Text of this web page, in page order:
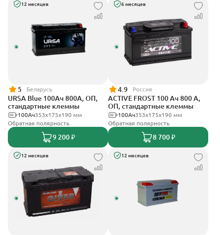
12 месяцев
5 Беларусь
URSA Blue 100Ач 800А, ОП,
стандартные клеммы
353х175х190 мм
100Ач
Обратная полярность
9 200 ₽
6 месяцев
4.9 Россия
ACTIVE FROST 100 Ач 800 А,
ОП, стандартные клеммы
353х175х190 мм
100Ач
Обратная полярность
8 700 ₽
12 месяцев 12 месяцев